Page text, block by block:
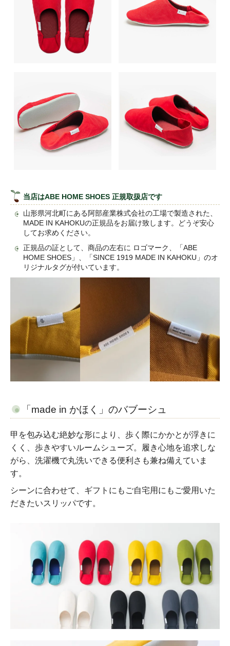
当店はABE HOME SHOES 正規取扱店です
山形県河北町にある阿部産業株式会社の工場で製造された、
MADE IN KAHOKUの正規品をお届け致します。どうぞ安心
してお求めください。
正規品の証として、商品の左右に ロゴマーク、「ABE
HOME SHOES」、「SINCE 1919 MADE IN KAHOKU」のオ
リジナルタグが付いています。
「made in かほく」のバブーシュ
甲を包み込む絶妙な形により、歩く際にかかとが浮きに
くく、歩きやすいルームシューズ。履き心地を追求しな
がら、洗濯機で丸洗いできる便利さも兼ね備えていま
す。
シーンに合わせて、ギフトにもご自宅用にもご愛用いた
だきたいスリッパです。